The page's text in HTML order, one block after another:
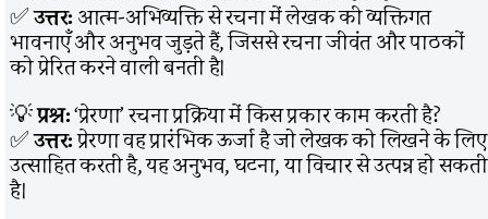
✅उत्तर:आत्म-अभिव्यक्ति से रचना में लेखक की व्यक्तिगत
भावनाएँ और अनुभव जुड़ते हैं, जिससे रचना जीवंत और पाठकों
को प्रेरित करने वाली बनती है।
💡प्रश्न:‘प्रेरणा’ रचना प्रक्रिया में किस प्रकार काम करती है?
✅उत्तर:प्रेरणा वह प्रारंभिक ऊर्जा है जो लेखक को लिखने के लिए
उत्साहित करती है, यह अनुभव, घटना, या विचार से उत्पन्न हो सकती
है।